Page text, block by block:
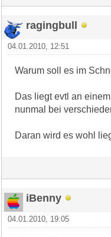
ragingbull
04.01.2010, 12:51
Warum soll es im
Das liegt evtl an
nunmal bei
Daran wird es wohl
iBenny
04.01.2010, 19:05